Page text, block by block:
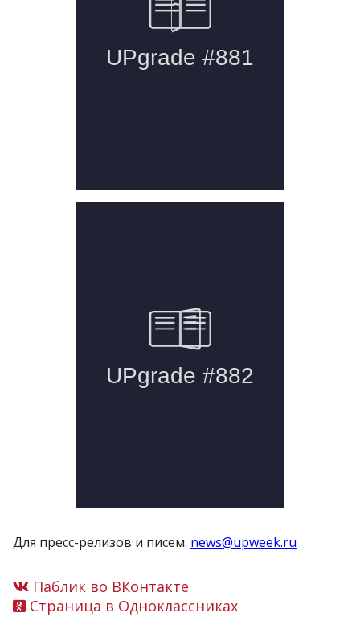
Для пресс-релизов и писем: news@upweek.ru
Паблик во ВКонтакте
Страница в Одноклассниках